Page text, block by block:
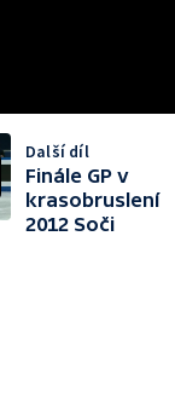
Další díl
Finále GP v
krasobruslení
2012 Soči